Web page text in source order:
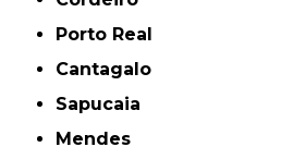
Porto Real
Cantagalo
Sapucaia
Mendes